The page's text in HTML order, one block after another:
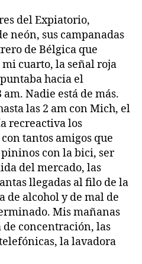
del Expiatorio,
neón, sus campanadas
de Bélgica que
cuarto, la señal roja
hacia el
Nadie está de más.
las 2 am con Mich, el
recreactiva los
tantos amigos que
con la bici, ser
del mercado, las
llegadas al filo de la
de alcohol y de mal de
Mis mañanas
concentración, las
la lavadora